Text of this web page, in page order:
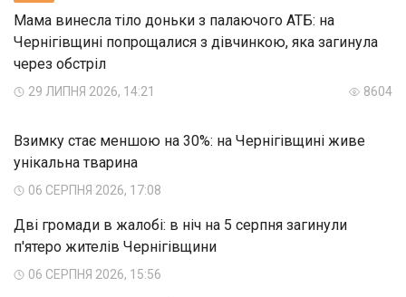
Мама винесла тіло доньки з палаючого АТБ: на
Чернігівщині попрощалися з дівчинкою, яка загинула
через обстріл
29 ЛИПНЯ 2026, 14:21 8604
Взимку стає меншою на 30%: на Чернігівщині живе
унікальна тварина
06 СЕРПНЯ 2026, 17:08
Дві громади в жалобі: в ніч на 5 серпня загинули
п'ятеро жителів Чернігівщини
06 СЕРПНЯ 2026, 15:56